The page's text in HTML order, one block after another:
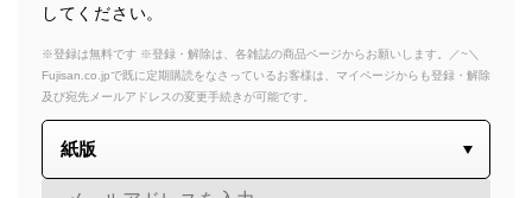
してください。
※登録は無料です ※登録・解除は、各雑誌の商品ページからお願いします。／~＼
Fujisan.co.jpで既に定期購読をなさっているお客様は、マイページからも登録・解除
及び宛先メールアドレスの変更手続きが可能です。